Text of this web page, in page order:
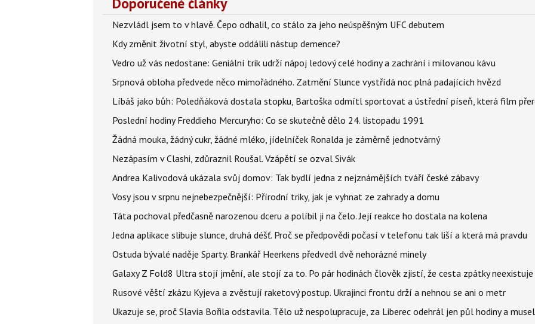
Nezvládl jsem to v hlavě. Čepo odhalil, co stálo za jeho neúspěšným UFC debutem
Kdy změnit životní styl, abyste oddálili nástup demence?
Vedro už vás nedostane: Geniální trik udrží nápoj ledový celé hodiny a zachrání i milovanou kávu
Srpnová obloha předvede něco mimořádného. Zatmění Slunce vystřídá noc plná padajících hvězd
Líbáš jako bůh: Poledňáková dostala stopku, Bartoška odmítl sportovat a ústřední píseň, která film
Poslední hodiny Freddieho Mercuryho: Co se skutečně dělo 24. listopadu 1991
Žádná mouka, žádný cukr, žádné mléko, jídelníček Ronalda je záměrně jednotvárný
Nezápasím v Clashi, zdůraznil Roušal. Vzápětí se ozval Sivák
Andrea Kalivodová ukázala svůj domov: Tak bydlí jedna z nejznámějších tváří české zábavy
Vosy jsou v srpnu nejnebezpečnější: Přírodní triky, jak je vyhnat ze zahrady a domu
Táta pochoval předčasně narozenou dceru a políbil ji na čelo. Její reakce ho dostala na kolena
Jedna aplikace slibuje slunce, druhá déšť. Proč se předpovědi počasí v telefonu tak liší a která má pravdu
Ostuda bývalé naděje Sparty. Brankář Heerkens předvedl dvě nehorázné minely
Galaxy Z Fold8 Ultra stojí jmění, ale stojí za to. Po pár hodinách člověk zjistí, že cesta zpátky neexistuje
Rusové věští zkázu Kyjeva a zvěstují raketový postup. Ukrajinci frontu drží a nehnou se ani o metr
Ukazuje se, proč Slavia Bořila odstavila. Tělo už nespolupracuje, za Liberec odehrál jen půl hodiny a